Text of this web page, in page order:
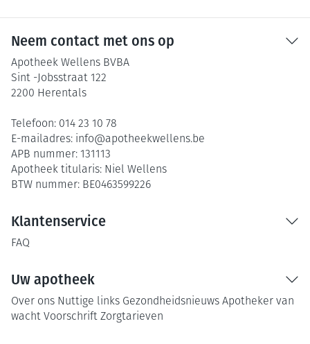
Neem contact met ons op
Apotheek Wellens BVBA
Sint -Jobsstraat 122
2200 Herentals
Telefoon: 014 23 10 78
E-mailadres: info@apotheekwellens.be
APB nummer: 131113
Apotheek titularis: Niel Wellens
BTW nummer: BE0463599226
Klantenservice
FAQ
Uw apotheek
Over ons Nuttige links Gezondheidsnieuws Apotheker van
wacht Voorschrift Zorgtarieven